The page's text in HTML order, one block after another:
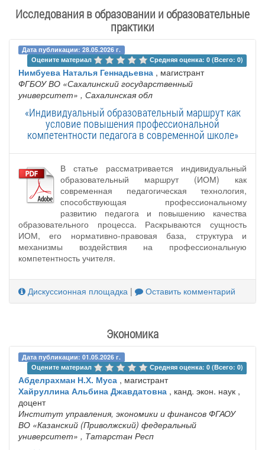
Исследования в образовании и образовательные
практики
Дата публикации: 28.05.2026 г.
Оцените материал
Средняя оценка: 0 (Всего: 0)
Нимбуева Наталья Геннадьевна , магистрант
ФГБОУ ВО «Сахалинский государственный
университет» , Сахалинская обл
«Индивидуальный образовательный маршрут как
условие повышения профессиональной
компетентности педагога в современной школе»
В статье рассматривается индивидуальный
образовательный маршрут (ИОМ) как
современная педагогическая технология,
способствующая профессиональному
развитию педагога и повышению качества
образовательного процесса. Раскрываются сущность
ИОМ, его нормативно-правовая база, структура и
механизмы воздействия на профессиональную
компетентность учителя.
Дискуссионная площадка | Оставить комментарий
Экономика
Дата публикации: 01.05.2026 г.
Оцените материал
Средняя оценка: 0 (Всего: 0)
Абделрахман Н.Х. Муса , магистрант
Хайруллина Альбина Джавдатовна , канд. экон. наук ,
доцент
Институт управления, экономики и финансов ФГАОУ
ВО «Казанский (Приволжский) федеральный
университет» , Татарстан Респ